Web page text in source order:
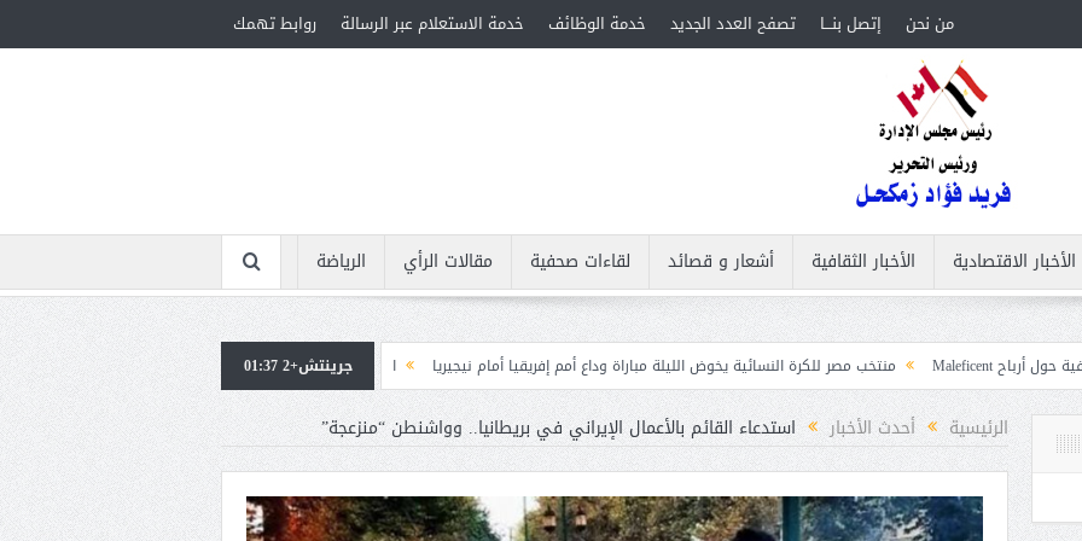
من نحن إتصل بنـــا تصفح العدد الجديد خدمة الوظائف خدمة الاستعلام عبر الرسالة روابط تهمك
الأخبار الاقتصادية الأخبار الثقافية أشعار و قصائد لقاءات صحفية مقالات الرأي
الرياضة
منتخب مصر للكرة النسائية يخوض الليلة مباراة وداع أمم إفريقيا أمام نيجيريا
استقبال جماهيرى حاشد لمحمد صلاح لدى وصوله إلى تركيا لإتمام انتقاله إلى
جرينتش+2 01:37
الرئيسية أحدث الأخبار استدعاء القائم بالأعمال الإيراني في بريطانيا.. وواشنطن “منزعجة”